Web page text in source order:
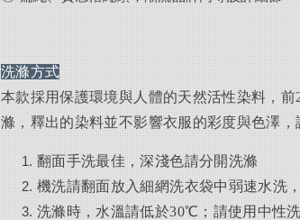
洗滌方式
本款採用保護環境與人體的天然活性染料，
滌，釋出的染料並不影響衣服的彩度與色澤
翻面手洗最佳，深淺色請分開洗滌
機洗請翻面放入細網洗衣袋中弱速水洗
洗滌時，水溫請低於30℃；請使用中性